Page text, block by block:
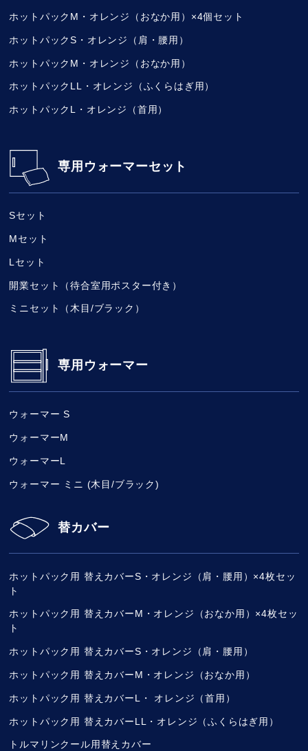
ホットパックM・オレンジ（おなか用）×4個セット
ホットパックS・オレンジ（肩・腰用）
ホットパックM・オレンジ（おなか用）
ホットパックLL・オレンジ（ふくらはぎ用）
ホットパックL・オレンジ（首用）
専用ウォーマーセット
Sセット
Mセット
Lセット
開業セット（待合室用ポスター付き）
ミニセット（木目/ブラック）
専用ウォーマー
ウォーマー S
ウォーマーM
ウォーマーL
ウォーマー ミニ (木目/ブラック)
替カバー
ホットパック用 替えカバーS・オレンジ（肩・腰用）×4枚セッ
ト
ホットパック用 替えカバーM・オレンジ（おなか用）×4枚セッ
ト
ホットパック用 替えカバーS・オレンジ（肩・腰用）
ホットパック用 替えカバーM・オレンジ（おなか用）
ホットパック用 替えカバーL・ オレンジ（首用）
ホットパック用 替えカバーLL・オレンジ（ふくらはぎ用）
トルマリンクール用替えカバー